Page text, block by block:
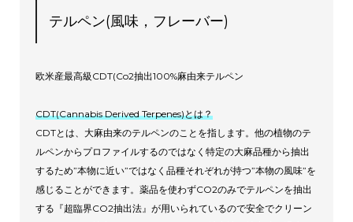
テルペン(風味，フレーバー)
欧米産最高級CDT(Co2抽出100%麻由来テルペン
CDT(Cannabis Derived Terpenes)とは？
CDTとは、大麻由来のテルペンのことを指します。他の植物のテ
ルペンからプロファイルするのではなく特定の大麻品種から抽出
するため”本物に近い”ではなく品種それぞれが持つ”本物の風味”を
感じることができます。薬品を使わずCO2のみでテルペンを抽出
する『超臨界CO2抽出法』が用いられているので安全でクリーン